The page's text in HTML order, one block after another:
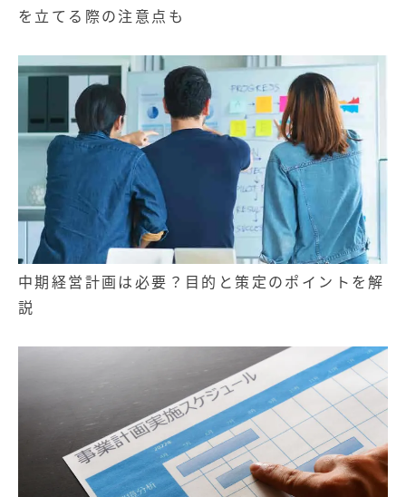
を立てる際の注意点も
中期経営計画は必要？目的と策定のポイントを解
説